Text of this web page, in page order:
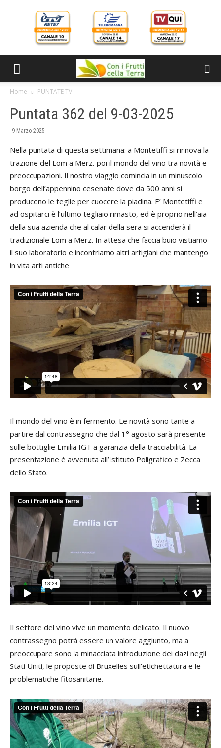
Home PUNTATE TV
Puntata 362 del 9-03-2025
9 Marzo 2025
Nella puntata di questa settimana: a Montetiffi si rinnova la
trazione del Lom a Merz, poi il mondo del vino tra novità e
preoccupazioni. Il nostro viaggio comincia in un minuscolo
borgo dell’appennino cesenate dove da 500 anni si
producono le teglie per cuocere la piadina. E’ Montetiffi e
ad ospitarci è l’ultimo tegliaio rimasto, ed è proprio nell’aia
della sua azienda che al calar della sera si accenderà il
tradizionale Lom a Merz. In attesa che faccia buio vistiamo
il suo laboratorio e incontriamo altri artigiani che mantengo
in vita arti antiche
Il mondo del vino è in fermento. Le novità sono tante a
partire dal contrassegno che dal 1° agosto sarà presente
sulle bottiglie Emilia IGT a garanzia della tracciabilità. La
presentazione è avvenuta all’Istituto Poligrafico e Zecca
dello Stato.
Il settore del vino vive un momento delicato. Il nuovo
contrassegno potrà essere un valore aggiunto, ma a
preoccupare sono la minacciata introduzione dei dazi negli
Stati Uniti, le proposte di Bruxelles sull’etichettatura e le
problematiche fitosanitarie.